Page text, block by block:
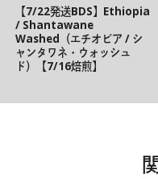
【7/22発送BDS】Ethiopia
/ Shantawane
Washed（エチオピア / シ
ャンタワネ・ウォッシュ
ド）【7/16焙煎】